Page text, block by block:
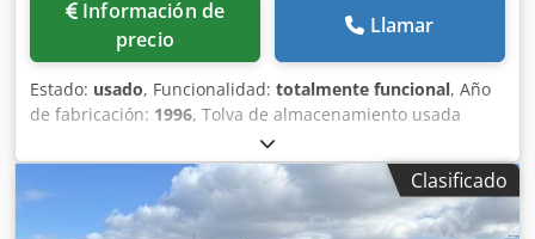
Información de
precio
Llamar
Estado: usado, Funcionalidad: totalmente funcional, Año
de fabricación: 1996, Tolva de almacenamiento usada
Dodjzq S Avjpfx Ac Uokr -Cinta de descarga -Cinta
transportadora
Clasificado